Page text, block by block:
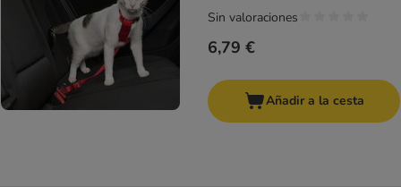
6,79 €
Sin valoraciones
Añadir a la cesta